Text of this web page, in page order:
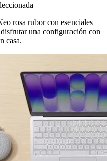
rosa rubor con esenciales
una configuración con
casa.